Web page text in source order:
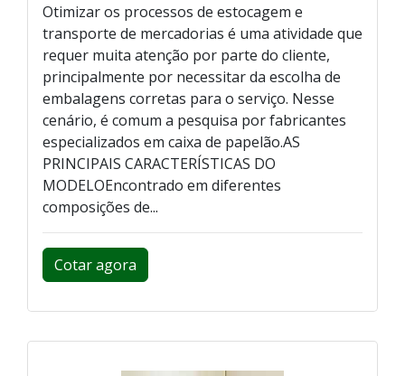
Otimizar os processos de estocagem e
transporte de mercadorias é uma atividade que
requer muita atenção por parte do cliente,
principalmente por necessitar da escolha de
embalagens corretas para o serviço. Nesse
cenário, é comum a pesquisa por fabricantes
especializados em caixa de papelão.AS
PRINCIPAIS CARACTERÍSTICAS DO
MODELOEncontrado em diferentes
composições de...
Cotar agora